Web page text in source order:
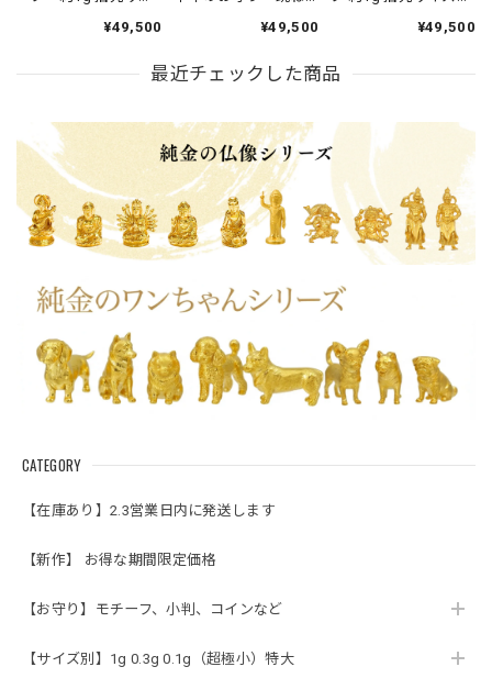
CATEGORY
【在庫あり】2.3営業日内に発送します
【新作】 お得な期間限定価格
【お守り】モチーフ、小判、コインなど
【サイズ別】1g 0.3g 0.1g（超極小）特大
【RNP00968】¥49,500
【RNP01080】「令和
ズ」。
¥49,500 ¥49,500
最近チェックした商品